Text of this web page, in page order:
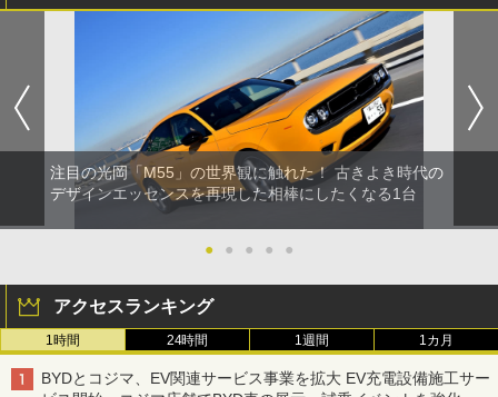
注目の光岡「M55」の世界観に触れた！ 古きよき時代の
デザインエッセンスを再現した相棒にしたくなる1台
● ● ● ● ●
アクセスランキング
1時間 24時間 1週間 1カ月
BYDとコジマ、EV関連サービス事業を拡大 EV充電設備施工サー